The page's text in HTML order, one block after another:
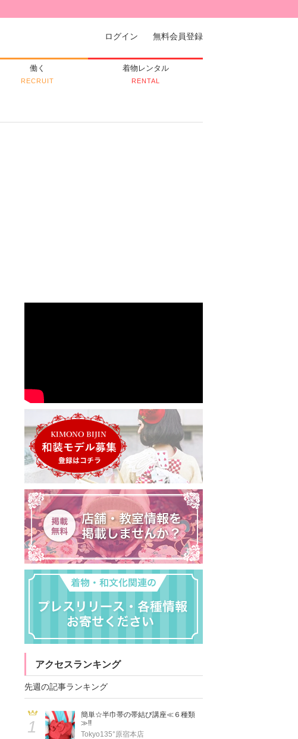
ログイン 無料会員登録
働く
RECRUIT
着物レンタル
RENTAL
アクセスランキング
先週の記事ランキング
1
簡単☆半巾帯の帯結び講座≪６種類
≫!!
Tokyo135°原宿本店